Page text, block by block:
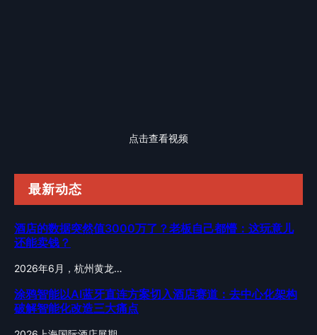
点击查看视频
最新动态
酒店的数据突然值3000万了？老板自己都懵：这玩意儿
还能卖钱？
2026年6月，杭州黄龙…
涂鸦智能以AI蓝牙直连方案切入酒店赛道：去中心化架构
破解智能化改造三大痛点